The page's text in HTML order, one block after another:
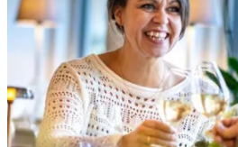
Opdag byerne
Det sker
Getaway
Overnatning
Planlæg